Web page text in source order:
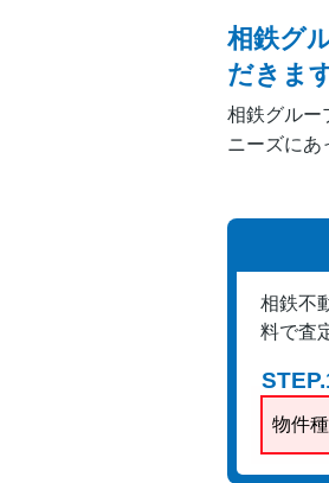
相鉄グ
だきます
相鉄グルー
ニーズにあ
相鉄不
料で査
物件